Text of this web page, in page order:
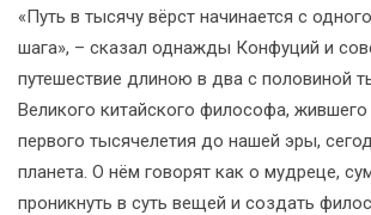
«Путь в тысячу вёрст начинается с
шага», – сказал однажды Конфуций и
путешествие длиною в два с половиной
Великого китайского философа, жившего
первого тысячелетия до нашей эры,
планета. О нём говорят как о мудреце,
проникнуть в суть вещей и создать